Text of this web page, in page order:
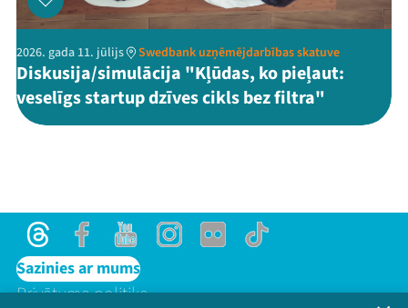
2026. gada 11. jūlijs Swedbank uzņēmējdarbības skatuve
Diskusija/simulācija "Kļūdas, ko pieļaut:
veselīgs startup dzīves cikls bez filtra"
ThreadsFacebookYoutubeInstagram
Flick TikTok
Sazinies ar mums
Privātuma politika